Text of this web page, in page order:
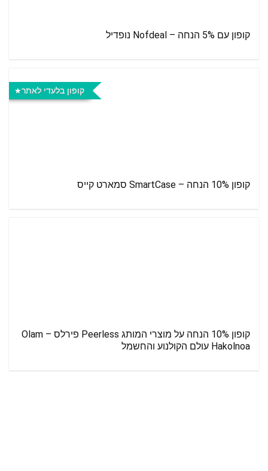
קופון עם 5% הנחה – Nofdeal נופדיל
קופון בלעדי לאתר
קופון 10% הנחה – SmartCase סמארט קייס
קופון 10% הנחה על מוצרי המותג Peerless פירלס – Olam
Hakolnoa עולם הקולנוע והחשמל